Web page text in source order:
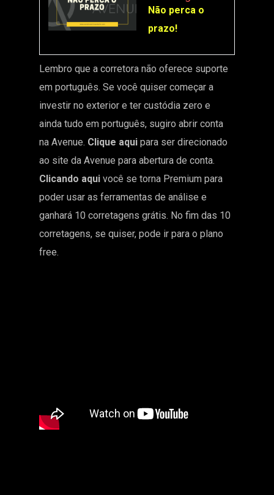
Não perca o
prazo!
Lembro que a corretora não oferece suporte
em português. Se você quiser começar a
investir no exterior e ter custódia zero e
ainda tudo em português, sugiro abrir conta
na Avenue. Clique aqui para ser direcionado
ao site da Avenue para abertura de conta.
Clicando aqui você se torna Premium para
poder usar as ferramentas de análise e
ganhará 10 corretagens grátis. No fim das 10
corretagens, se quiser, pode ir para o plano
free.